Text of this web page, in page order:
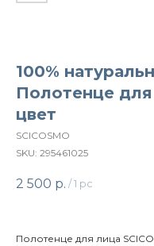
100%
Полотенце
цвет
SCICOSMO
SKU: 295461025
2 500 р. / 1 pc
Полотенце для лица